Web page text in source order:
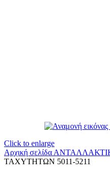
Click to enlarge
Αρχική σελίδα
ΤΑΧΥΤΗΤΩΝ 5011-5211